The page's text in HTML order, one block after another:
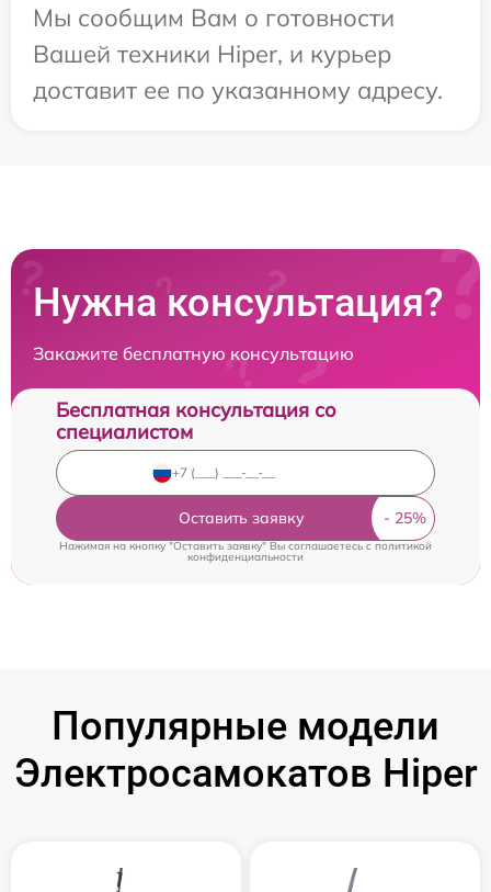
Мы сообщим Вам о готовности
Вашей техники Hiper, и курьер
доставит ее по указанному адресу.
Нужна консультация?
Закажите бесплатную консультацию
Бесплатная консультация со
специалистом
Оставить заявку
Нажимая на кнопку "Оставить заявку" Вы соглашаетесь cполитикой
конфиденциальности
Популярные модели
Электросамокатов Hiper